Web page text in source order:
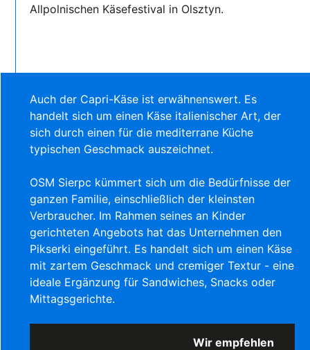
Allpolnischen Käsefestival in Olsztyn.
Auch der Capri-Käse ist erwähnenswert. Es
handelt sich um einen Käse italienischer Art, der
sich durch einen für die mediterrane Küche
typischen Geschmack auszeichnet.
OSM Sierpc kümmert sich um die Bedürfnisse der
ganzen Familie, einschließlich der kleinsten
Verbraucher. Im Rahmen seines an Kinder
gerichteten Angebots hat das Unternehmen den
Pikserki eingeführt. Es handelt sich um einen Käse
mit zartem Geschmack und cremiger Textur - eine
ideale Ergänzung für Sandwiches, Snacks oder
Mittagsgerichte.
Wir empfehlen